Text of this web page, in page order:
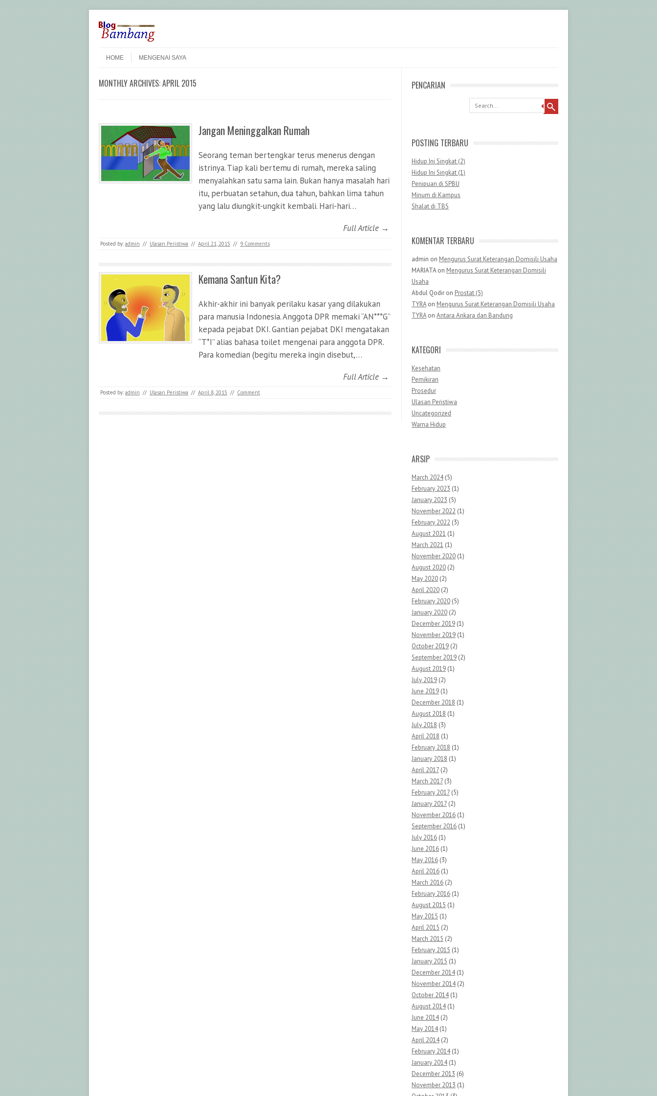
Menu
HOME
MENGENAI SAYA
MONTHLY ARCHIVES:APRIL 2015
Jangan Meninggalkan Rumah
Seorang teman bertengkar terus menerus dengan
istrinya. Tiap kali bertemu di rumah, mereka saling
menyalahkan satu sama lain. Bukan hanya masalah hari
itu, perbuatan setahun, dua tahun, bahkan lima tahun
yang lalu diungkit-ungkit kembali. Hari-hari…
Full Article →
Posted by: admin // Ulasan Peristiwa // April 21, 2015 // 9 Comments
Kemana Santun Kita?
Akhir-akhir ini banyak perilaku kasar yang dilakukan
para manusia Indonesia. Anggota DPR memaki “AN***G”
kepada pejabat DKI. Gantian pejabat DKI mengatakan
“T*I” alias bahasa toilet mengenai para anggota DPR.
Para komedian (begitu mereka ingin disebut,…
Full Article →
Posted by: admin // Ulasan Peristiwa // April 8, 2015 // Comment
PENCARIAN
POSTING TERBARU
Hidup Ini Singkat (2)
Hidup Ini Singkat (1)
Penipuan di SPBU
Minum di Kampus
Shalat di TBS
KOMENTAR TERBARU
admin on Mengurus Surat Keterangan Domisili Usaha
MARIATAon Mengurus Surat Keterangan Domisili
Usaha
Abdul Qodir on Prostat (5)
TYRAon Mengurus Surat Keterangan Domisili Usaha
TYRAon Antara Ankara dan Bandung
KATEGORI
Kesehatan
Pemikiran
Prosedur
Ulasan Peristiwa
Uncategorized
Warna Hidup
ARSIP
March 2024(5)
February 2023 (1)
January 2023 (5)
November 2022 (1)
February 2022 (3)
August 2021 (1)
March 2021 (1)
November 2020 (1)
August 2020 (2)
May 2020 (2)
April 2020 (2)
February 2020 (5)
January 2020 (2)
December 2019 (1)
November 2019 (1)
October 2019 (2)
September 2019 (2)
August 2019 (1)
July 2019 (2)
June 2019 (1)
December 2018 (1)
August 2018 (1)
July 2018 (3)
April 2018 (1)
February 2018 (1)
January 2018 (1)
April 2017 (2)
March 2017 (3)
February 2017 (5)
January 2017 (2)
November 2016 (1)
September 2016 (1)
July 2016 (1)
June 2016 (1)
May 2016 (3)
April 2016 (1)
March 2016 (2)
February 2016 (1)
August 2015 (1)
May 2015 (1)
April 2015 (2)
March 2015 (2)
February 2015 (1)
January 2015 (1)
December 2014(1)
November 2014(2)
October 2014(1)
August 2014(1)
June 2014(2)
May 2014(1)
April 2014(2)
February 2014(1)
January 2014(1)
December 2013 (6)
November 2013 (1)